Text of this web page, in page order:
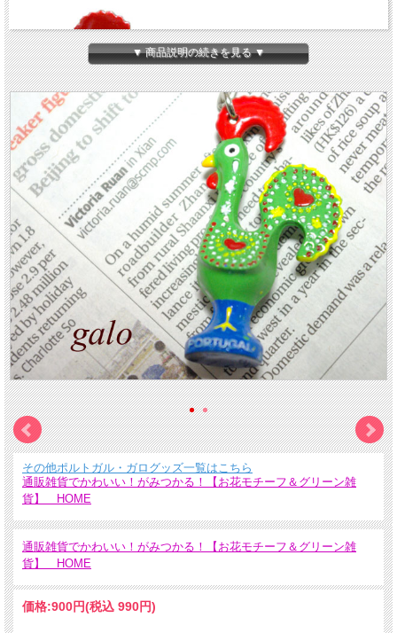
▼ 商品説明の続きを見る ▼
その他ポルトガル・ガログッズ一覧はこちら
通販雑貨でかわいい！がみつかる！【お花モチーフ＆グリーン雑
貨】 HOME
通販雑貨でかわいい！がみつかる！【お花モチーフ＆グリーン雑
貨】 HOME
価格:900円(税込 990円)